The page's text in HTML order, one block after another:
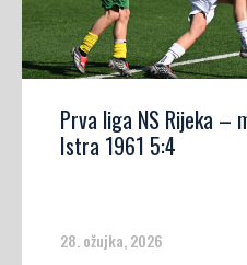
Prva liga NS Rijeka –
Istra 1961 5:4
28. ožujka, 2026